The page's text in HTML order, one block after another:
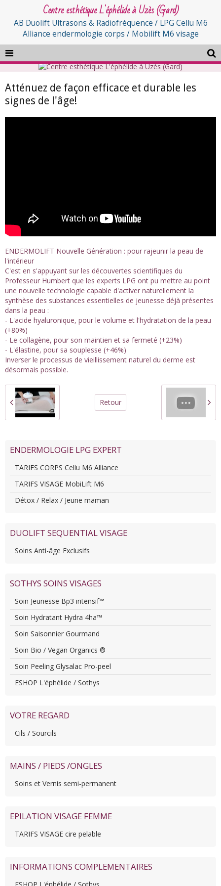
Centre esthétique L'éphélide à Uzès (Gard)
AB Duolift Ultrasons & Radiofréquence / LPG Cellu M6
Alliance endermologie corps / Mobilift M6 visage
Atténuez de façon efficace et durable les
signes de l'âge!
ENDERMOLIFT Nouvelle Génération : pour rajeunir la peau de
l'intérieur
C'est en s'appuyant sur les découvertes scientifiques du
Professeur Humbert que les experts LPG ont pu mettre au point
une nouvelle technologie capable d'activer naturellement la
synthèse des substances essentielles de jeunesse déjà présentes
dans la peau :
- L'acide hyaluronique, pour le volume et l'hydratation de la peau
(+80%)
- Le collagène, pour son maintien et sa fermeté (+23%)
- L'élastine, pour sa souplesse (+46%)
Inverser le processus de vieillissement naturel du derme est
désormais possible.
Retour
ENDERMOLOGIE LPG EXPERT
TARIFS CORPS Cellu M6 Alliance
TARIFS VISAGE MobiLift M6
Détox / Relax / Jeune maman
DUOLIFT SEQUENTIAL VISAGE
Soins Anti-âge Exclusifs
SOTHYS SOINS VISAGES
Soin Jeunesse Bp3 intensif™
Soin Hydratant Hydra 4ha™
Soin Saisonnier Gourmand
Soin Bio / Vegan Organics ®
Soin Peeling Glysalac Pro-peel
ESHOP L'éphélide / Sothys
VOTRE REGARD
Cils / Sourcils
MAINS / PIEDS /ONGLES
Soins et Vernis semi-permanent
EPILATION VISAGE FEMME
TARIFS VISAGE cire pelable
INFORMATIONS COMPLEMENTAIRES